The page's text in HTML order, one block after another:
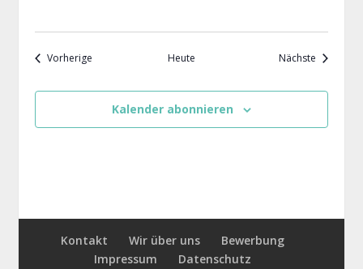
VorherigeVeranstaltungen Heute Nächste
Kalender abonnieren
Kontakt Wir über uns
Bewerbung
Impressum
Datenschutz